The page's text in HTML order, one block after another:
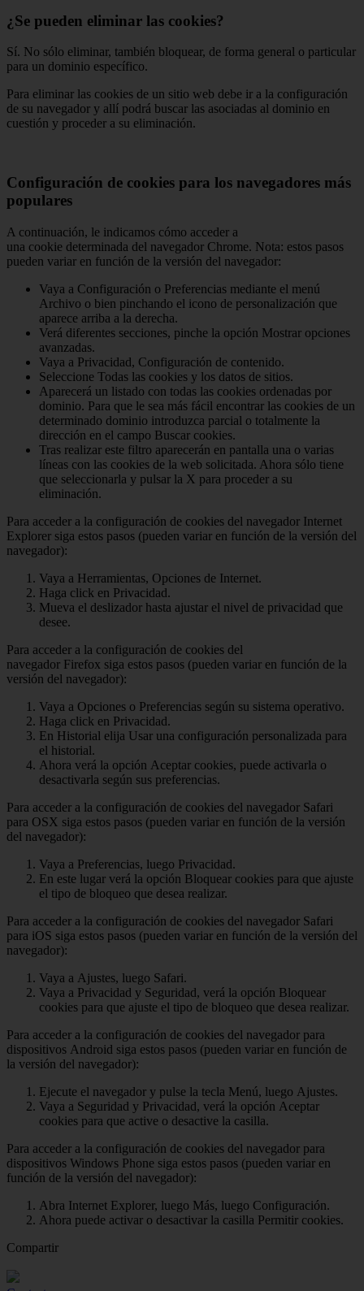
¿Se pueden eliminar las cookies?
Sí. No sólo eliminar, también bloquear, de forma general o particular
para un dominio específico.
Para eliminar las cookies de un sitio web debe ir a la configuración
de su navegador y allí podrá buscar las asociadas al dominio en
cuestión y proceder a su eliminación.
Configuración de cookies para los navegadores más
populares
A continuación, le indicamos cómo acceder a
una cookie determinada del navegador Chrome. Nota: estos pasos
pueden variar en función de la versión del navegador:
Vaya a Configuración o Preferencias mediante el menú
Archivo o bien pinchando el icono de personalización que
aparece arriba a la derecha.
Verá diferentes secciones, pinche la opción Mostrar opciones
avanzadas.
Vaya a Privacidad, Configuración de contenido.
Seleccione Todas las cookies y los datos de sitios.
Aparecerá un listado con todas las cookies ordenadas por
dominio. Para que le sea más fácil encontrar las cookies de un
determinado dominio introduzca parcial o totalmente la
dirección en el campo Buscar cookies.
Tras realizar este filtro aparecerán en pantalla una o varias
líneas con las cookies de la web solicitada. Ahora sólo tiene
que seleccionarla y pulsar la X para proceder a su
eliminación.
Para acceder a la configuración de cookies del navegador Internet
Explorer siga estos pasos (pueden variar en función de la versión del
navegador):
Vaya a Herramientas, Opciones de Internet.
Haga click en Privacidad.
Mueva el deslizador hasta ajustar el nivel de privacidad que
desee.
Para acceder a la configuración de cookies del
navegador Firefox siga estos pasos (pueden variar en función de la
versión del navegador):
Vaya a Opciones o Preferencias según su sistema operativo.
Haga click en Privacidad.
En Historial elija Usar una configuración personalizada para
el historial.
Ahora verá la opción Aceptar cookies, puede activarla o
desactivarla según sus preferencias.
Para acceder a la configuración de cookies del navegador Safari
para OSX siga estos pasos (pueden variar en función de la versión
del navegador):
Vaya a Preferencias, luego Privacidad.
En este lugar verá la opción Bloquear cookies para que ajuste
el tipo de bloqueo que desea realizar.
Para acceder a la configuración de cookies del navegador Safari
para iOS siga estos pasos (pueden variar en función de la versión del
navegador):
Vaya a Ajustes, luego Safari.
Vaya a Privacidad y Seguridad, verá la opción Bloquear
cookies para que ajuste el tipo de bloqueo que desea realizar.
Para acceder a la configuración de cookies del navegador para
dispositivos Android siga estos pasos (pueden variar en función de
la versión del navegador):
Ejecute el navegador y pulse la tecla Menú, luego Ajustes.
Vaya a Seguridad y Privacidad, verá la opción Aceptar
cookies para que active o desactive la casilla.
Para acceder a la configuración de cookies del navegador para
dispositivos Windows Phone siga estos pasos (pueden variar en
función de la versión del navegador):
Abra Internet Explorer, luego Más, luego Configuración.
Ahora puede activar o desactivar la casilla Permitir cookies.
Compartir